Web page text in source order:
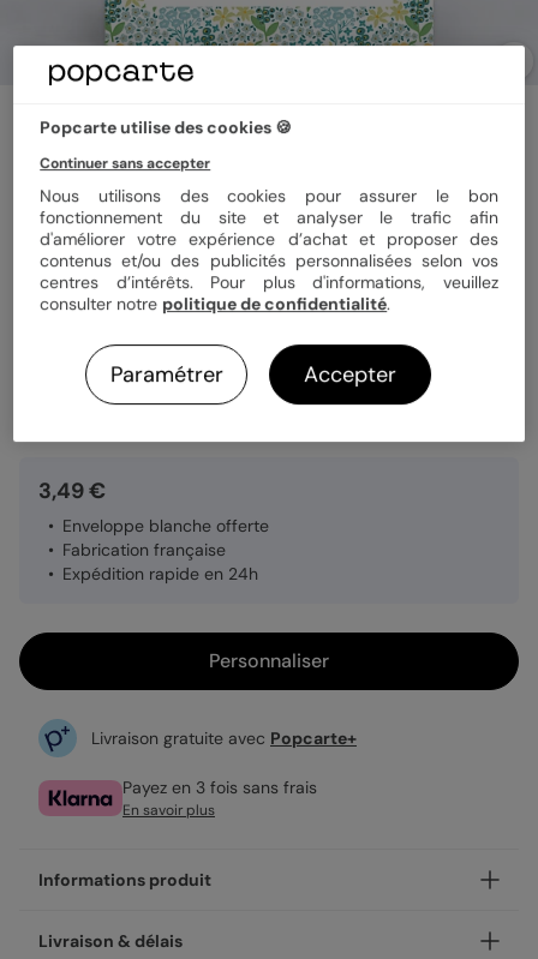
Liberty Printemps
Format 12x17 cm
Papier Satiné
Quantité 1 carte
3,49 €
Enveloppe blanche offerte
Fabrication française
Expédition rapide en 24h
Personnaliser
Livraison gratuite avec Popcarte+
Payez en 3 fois sans frais
En savoir plus
Informations produit
Personnalisez votre carte fête des grands-mères Liberty
Livraison & délais
Popcarte utilise des cookies 🍪
Continuer sans accepter
Nous utilisons des cookies pour assurer le bon
fonctionnement du site et analyser le trafic afin
d'améliorer votre expérience d’achat et proposer des
contenus et/ou des publicités personnalisées selon vos
centres d’intérêts. Pour plus d'informations, veuillez
consulter notre politique de confidentialité.
Paramétrer Accepter